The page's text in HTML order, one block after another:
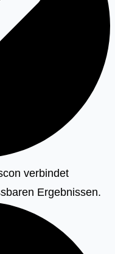
verbindet
Ergebnissen.